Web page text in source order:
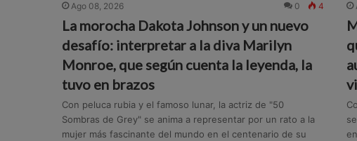
Ago 08, 2026 0 4
La morocha Dakota Johnson y un nuevo
desafío: interpretar a la diva Marilyn
Monroe, que según cuenta la leyenda, la
tuvo en brazos
Con peluca rubia y el famoso lunar, la actriz de "50
Sombras de Grey" se anima a representar por un rato a la
mujer más fascinante del mundo en el centenario de su